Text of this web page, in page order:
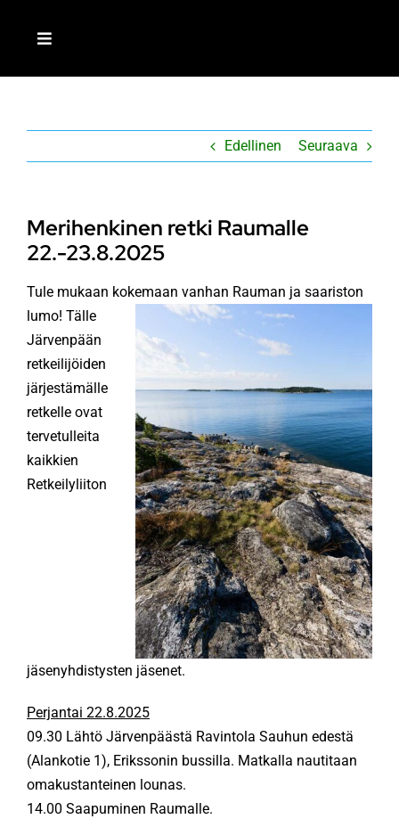
Toggle
TOIMINTA
RETKEILIJÄ-LEHTI
KÄMPÄT
Edellinen Seuraava
Merihenkinen retki Raumalle
22.-23.8.2025
Tule mukaan kokemaan vanhan Rauman ja saariston
lumo! Tälle
Järvenpään
retkeilijöiden
järjestämälle
retkelle ovat
tervetulleita
kaikkien
Retkeilyliiton
jäsenyhdistysten jäsenet.
Perjantai 22.8.2025
09.30 Lähtö Järvenpäästä Ravintola Sauhun edestä
(Alankotie 1), Erikssonin bussilla. Matkalla nautitaan
omakustanteinen lounas.
14.00 Saapuminen Raumalle.